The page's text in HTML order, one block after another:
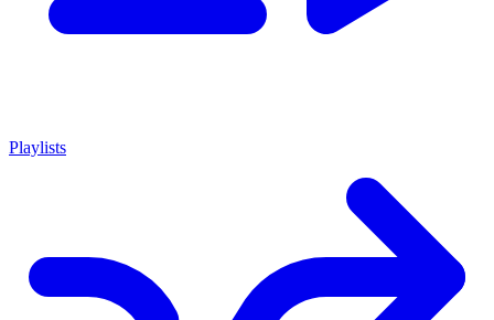
Playlists